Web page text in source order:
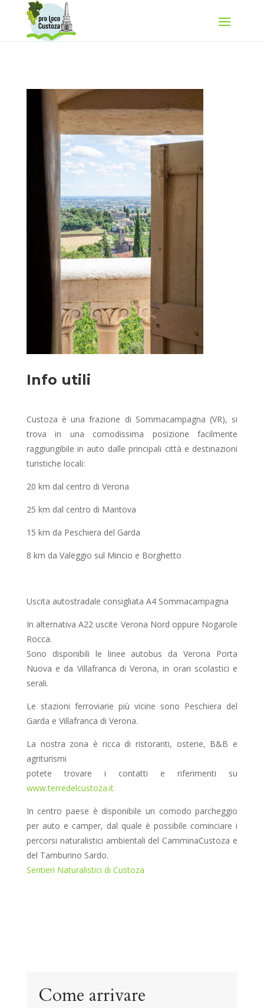
Info utili
Custoza è una frazione di Sommacampagna (VR), si
trova in una comodissima posizione facilmente
raggiungibile in auto dalle principali città e destinazioni
turistiche locali:
20 km dal centro di Verona
25 km dal centro di Mantova
15 km da Peschiera del Garda
8 km da Valeggio sul Mincio e Borghetto
Uscita autostradale consigliata A4 Sommacampagna
In alternativa A22 uscite Verona Nord oppure Nogarole
Rocca.
Sono disponibili le linee autobus da Verona Porta
Nuova e da Villafranca di Verona, in orari scolastici e
serali.
Le stazioni ferroviarie più vicine sono Peschiera del
Garda e Villafranca di Verona.
La nostra zona è ricca di ristoranti, osterie, B&B e
agriturismi
potete trovare i contatti e riferimenti su
www.terredelcustoza.it
In centro paese è disponibile un comodo parcheggio
per auto e camper, dal quale è possibile cominciare i
percorsi naturalistici ambientali del CamminaCustoza e
del Tamburino Sardo.
Sentieri Naturalistici di Custoza
Come arrivare